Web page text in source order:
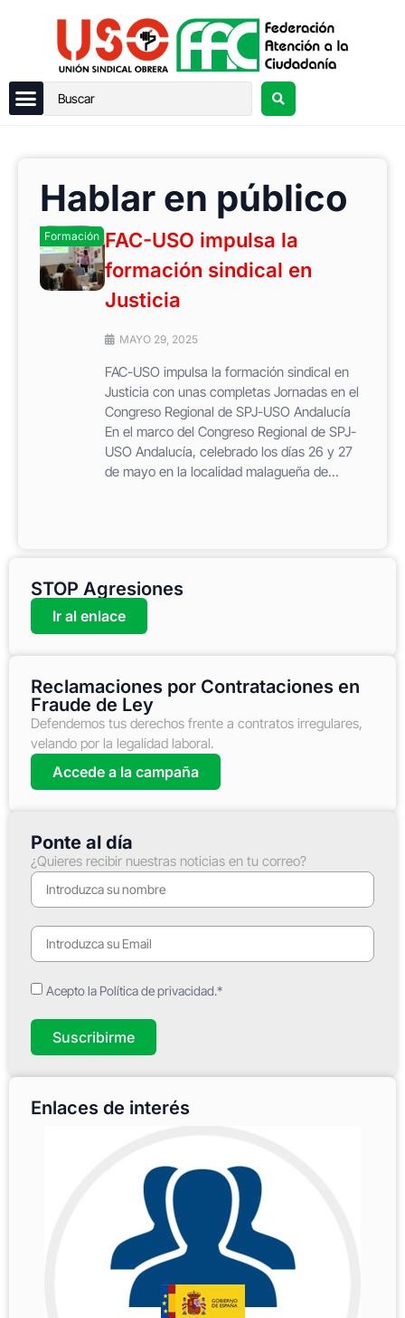
Hablar en público
Formación FAC-USO impulsa la
formación sindical en
Justicia
MAYO 29, 2025
FAC-USO impulsa la formación sindical en
Justicia con unas completas Jornadas en el
Congreso Regional de SPJ-USO Andalucía
En el marco del Congreso Regional de SPJ-
USO Andalucía, celebrado los días 26 y 27
de mayo en la localidad malagueña de...
STOP Agresiones
Ir al enlace
Reclamaciones por Contrataciones en
Fraude de Ley
Defendemos tus derechos frente a contratos irregulares,
velando por la legalidad laboral.
Accede a la campaña
Ponte al día
¿Quieres recibir nuestras noticias en tu correo?
Acepto la Política de privacidad.*
Suscribirme
Enlaces de interés